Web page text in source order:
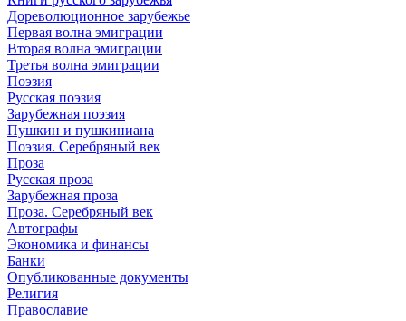
Дореволюционное зарубежье
Первая волна эмиграции
Вторая волна эмиграции
Третья волна эмиграции
Поэзия
Русская поэзия
Зарубежная поэзия
Пушкин и пушкиниана
Поэзия. Серебряный век
Проза
Русская проза
Зарубежная проза
Проза. Серебряный век
Автографы
Экономика и финансы
Банки
Опубликованные документы
Религия
Православие